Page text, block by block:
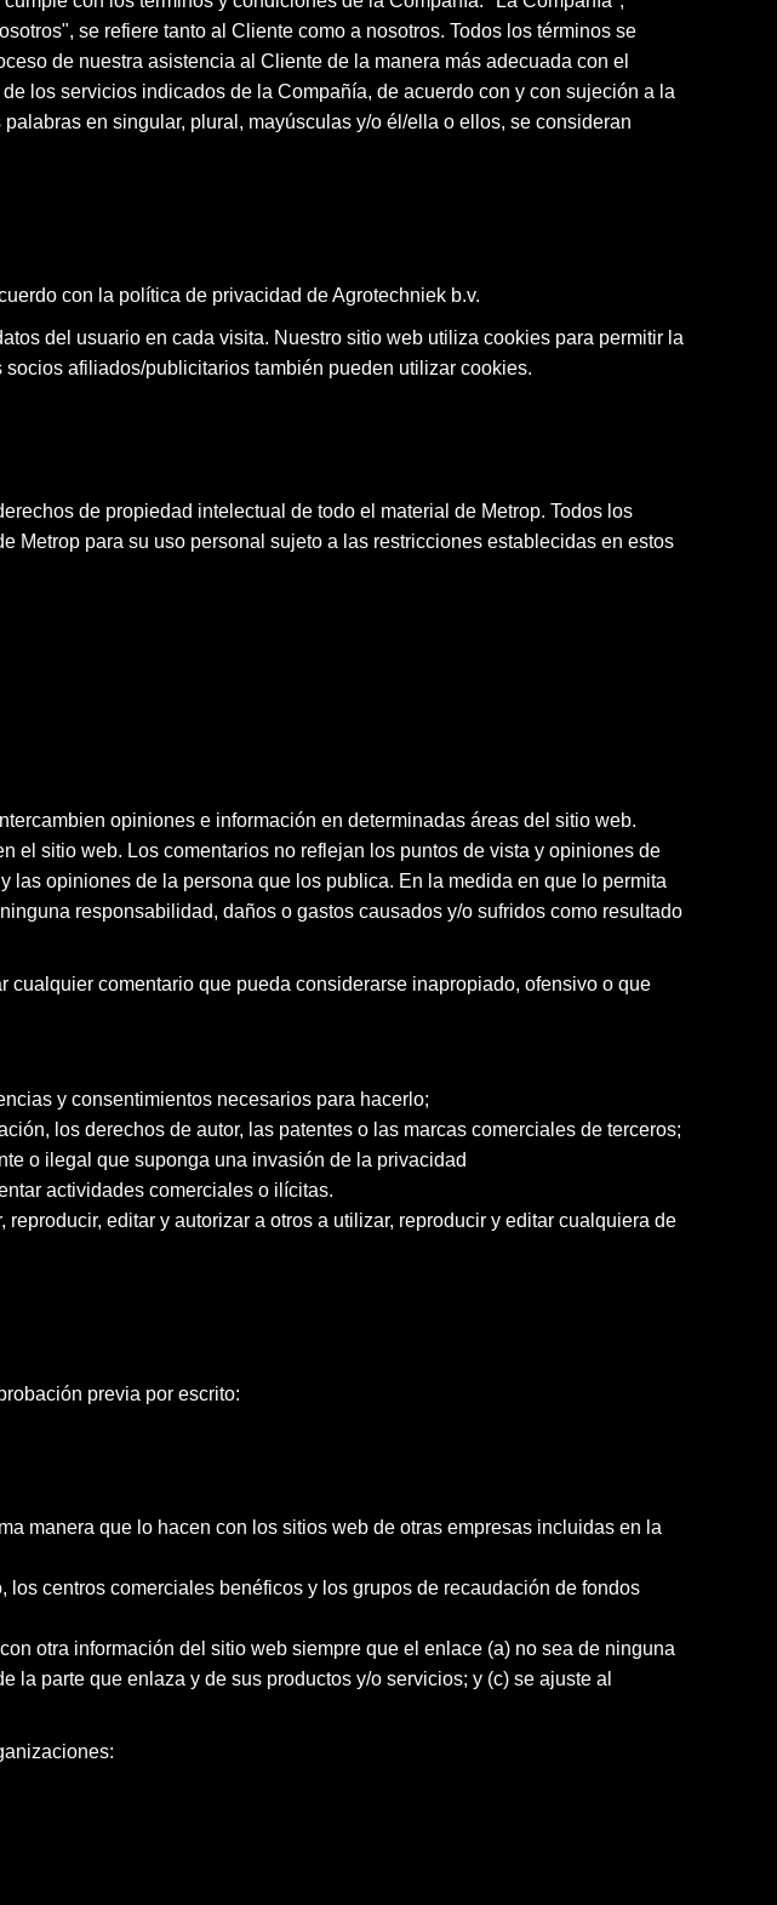
se refiere tanto al Cliente como a nosotros. Todos los términos se
de nuestra asistencia al Cliente de la manera más adecuada con el
los servicios indicados de la Compañía, de acuerdo con y con sujeción a la
en singular, plural, mayúsculas y/o él/ella o ellos, se consideran
con la política de privacidad de Agrotechniek b.v.
del usuario en cada visita. Nuestro sitio web utiliza cookies para permitir la
afiliados/publicitarios también pueden utilizar cookies.
de propiedad intelectual de todo el material de Metrop. Todos los
Metrop para su uso personal sujeto a las restricciones establecidas en estos
opiniones e información en determinadas áreas del sitio web.
el sitio web. Los comentarios no reflejan los puntos de vista y opiniones de
opiniones de la persona que los publica. En la medida en que lo permita
responsabilidad, daños o gastos causados y/o sufridos como resultado
comentario que pueda considerarse inapropiado, ofensivo o que
y consentimientos necesarios para hacerlo;
los derechos de autor, las patentes o las marcas comerciales de terceros;
o ilegal que suponga una invasión de la privacidad
actividades comerciales o ilícitas.
editar y autorizar a otros a utilizar, reproducir y editar cualquiera de
previa por escrito:
manera que lo hacen con los sitios web de otras empresas incluidas en la
centros comerciales benéficos y los grupos de recaudación de fondos
otra información del sitio web siempre que el enlace (a) no sea de ninguna
parte que enlaza y de sus productos y/o servicios; y (c) se ajuste al